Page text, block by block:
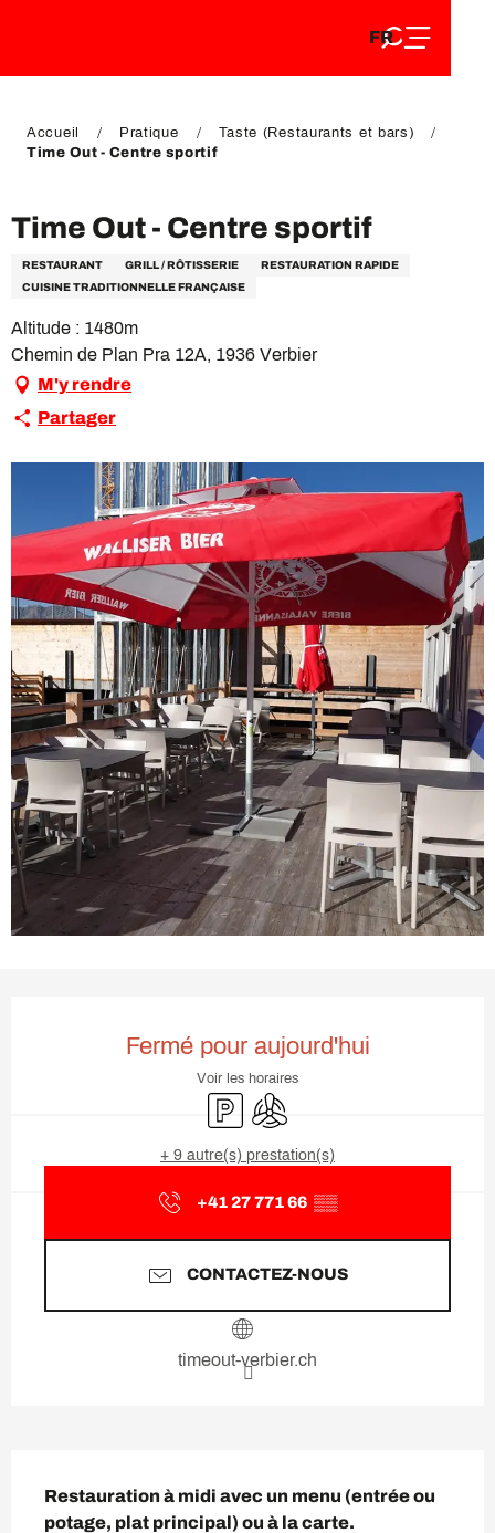
DE
FR
EN
Accueil Pratique
Taste (Restaurants et bars)
Time Out - Centre sportif
Time Out - Centre sportif
RESTAURANT GRILL / RÔTISSERIE
RESTAURATION RAPIDE
CUISINE TRADITIONNELLE FRANÇAISE
Altitude : 1480m
Chemin de Plan Pra 12A, 1936 Verbier
M'y rendre
Partager
Fermé pour aujourd'hui
Voir les horaires
ParkingAir conditionné
+ 9 autre(s) prestation(s)
+41 27 771 66 ▒▒
CONTACTEZ-NOUS
timeout-verbier.ch
Restauration à midi avec un menu (entrée ou
potage, plat principal) ou à la carte.